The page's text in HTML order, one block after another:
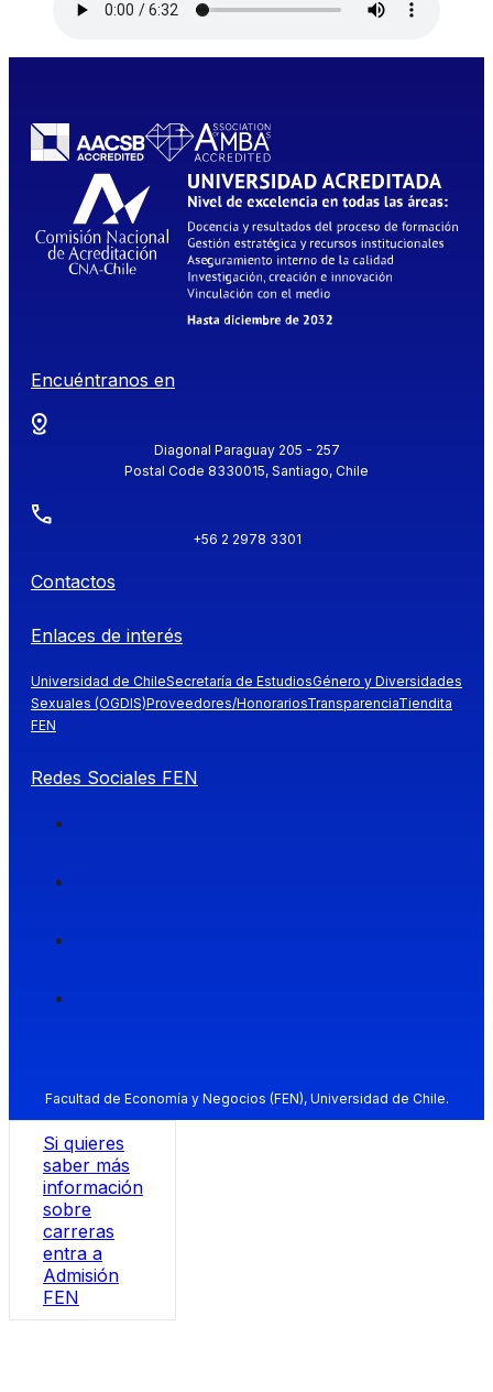
Encuéntranos en
Diagonal Paraguay 205 - 257
Postal Code 8330015, Santiago, Chile
+56 2 2978 3301
Contactos
Enlaces de interés
Universidad de ChileSecretaría de EstudiosGénero y Diversidades
Sexuales (OGDIS)Proveedores/HonorariosTransparenciaTiendita
FEN
Redes Sociales FEN
Facultad de Economía y Negocios (FEN), Universidad de Chile.
Si quieres
saber más
información
sobre
carreras
entra a
Admisión
FEN